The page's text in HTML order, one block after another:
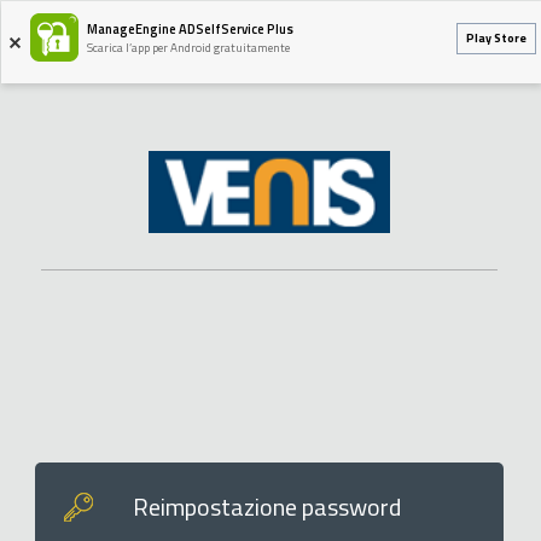
Play Store
ManageEngine ADSelfService Plus
Scarica l’app per Android gratuitamente
Reimpostazione password